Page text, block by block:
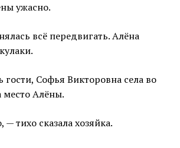
ужасно.
всё передвигать. Алёна
гости, Софья Викторовна села во
место Алёны.
тихо сказала хозяйка.